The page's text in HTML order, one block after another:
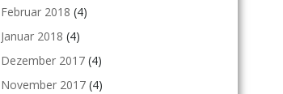
Februar 2018 (4)
Januar 2018 (4)
Dezember 2017 (4)
November 2017 (4)